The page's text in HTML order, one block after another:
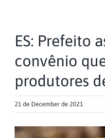
ES: Prefeito
convênio
produtores
21 de December de 2021
View